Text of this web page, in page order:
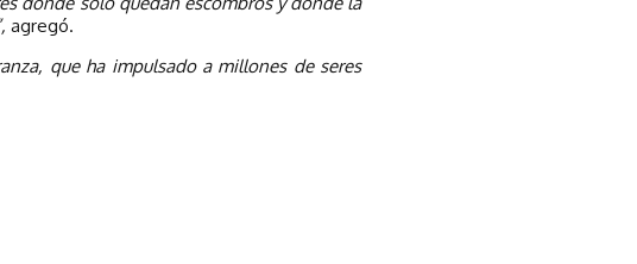
agregó.
que ha impulsado a millones de seres